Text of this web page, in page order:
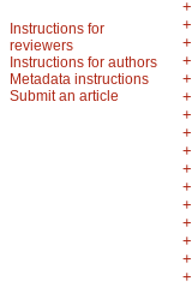
Instructions for
reviewers
Instructions for authors
Metadata instructions
Submit an article
+
+
+
+
+
+
+
+
+
+
+
+
+
+
+
+